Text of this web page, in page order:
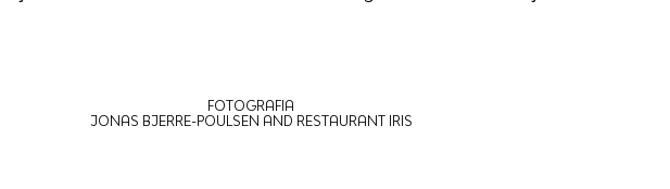
FOTOGRAFIA
JONAS BJERRE-POULSEN AND RESTAURANT IRIS